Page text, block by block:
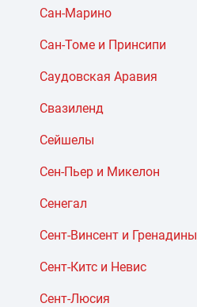
Сан-Марино
Сан-Томе и Принсипи
Саудовская Аравия
Свазиленд
Сейшелы
Сен-Пьер и Микелон
Сенегал
Сент-Винсент и Гренадины
Сент-Китс и Невис
Сент-Люсия